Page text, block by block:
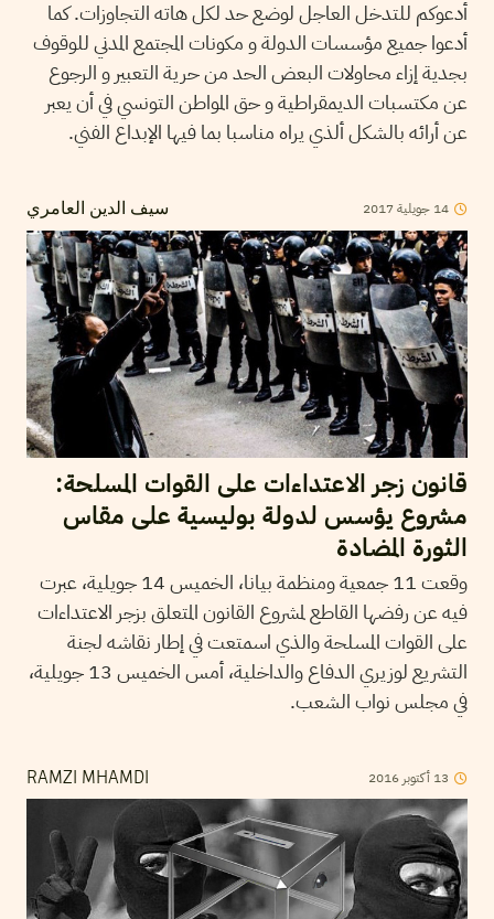
أدعوكم للتدخل العاجل لوضع حد لكل هاته التجاوزات. كما
أدعوا جميع مؤسسات الدولة و مكونات المجتمع المدني للوقوف
بجدية إزاء محاولات البعض الحد من حرية التعبير و الرجوع
عن مكتسبات الديمقراطية و حق المواطن التونسي في أن يعبر
عن أرائه بالشكل ألذي يراه مناسبا بما فيها الإبداع الفني.
سيف الدين العامري 14 جويلية2017
قانون زجر الاعتداءات على القوات المسلحة:
مشروع يؤسس لدولة بوليسية على مقاس
الثورة المضادة
وقعت 11 جمعية ومنظمة بيانا، الخميس 14 جويلية، عبرت
فيه عن رفضها القاطع لمشروع القانون المتعلق بزجر الاعتداءات
على القوات المسلحة والذي اسمتعت في إطار نقاشه لجنة
التشريع لوزيري الدفاع والداخلية، أمس الخميس 13 جويلية،
في مجلس نواب الشعب.
RAMZI MHAMDI 13 أكتوبر 2016